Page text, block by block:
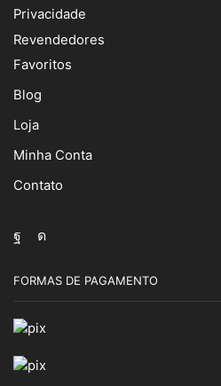
Privacidade
Revendedores
Favoritos
Blog
Loja
Minha Conta
Contato
Facebook
Instagram
FORMAS DE PAGAMENTO